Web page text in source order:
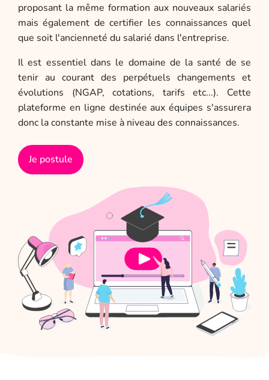
proposant la même formation aux nouveaux salariés
mais également de certifier les connaissances quel
que soit l'ancienneté du salarié dans l'entreprise.
Il est essentiel dans le domaine de la santé de se
tenir au courant des perpétuels changements et
évolutions (NGAP, cotations, tarifs etc...). Cette
plateforme en ligne destinée aux équipes s'assurera
donc la constante mise à niveau des connaissances.
Je postule